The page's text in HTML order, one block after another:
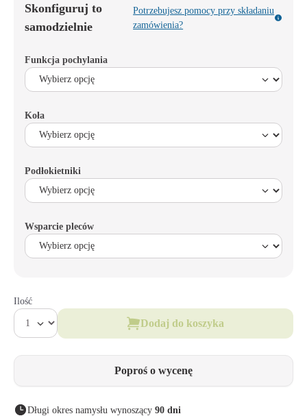
Skonfiguruj to
samodzielnie
Potrzebujesz pomocy przy składaniu
zamówienia?
Funkcja pochylania
Koła
Podłokietniki
Wsparcie pleców
Ilość
Dodaj do koszyka
Poproś o wycenę
Długi okres namysłu wynoszący 90 dni